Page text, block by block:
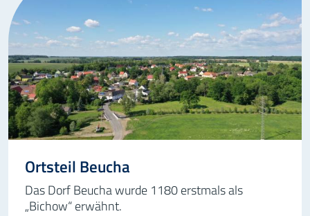
Ortsteil Beucha
Das Dorf Beucha wurde 1180 erstmals als
„Bichow“ erwähnt.